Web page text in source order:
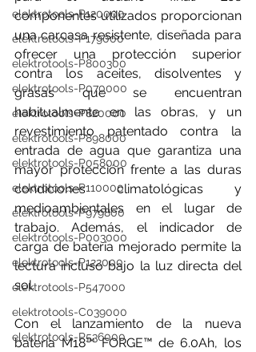
elektrotools-P120000
elektrotools-P179000
elektrotools-P800300
elektrotools-P070000
elektrotools-P820000
elektrotools-P898000
elektrotools-P058000
elektrotools-P110000
elektrotools-P979800
elektrotools-P003000
elektrotools-P122000
elektrotools-P547000
elektrotools-C039000
elektrotools-P536000
componentes utilizados proporcionan
una carcasa resistente, diseñada para
ofrecer una protección superior
contra los aceites, disolventes y
grasas que se encuentran
habitualmente en las obras, y un
revestimiento patentado contra la
entrada de agua que garantiza una
mayor protección frente a las duras
condiciones climatológicas y
medioambientales en el lugar de
trabajo. Además, el indicador de
carga de batería mejorado permite la
lectura incluso bajo la luz directa del
sol.
Con el lanzamiento de la nueva
batería M18™ FORGE™ de 6.0Ah, los